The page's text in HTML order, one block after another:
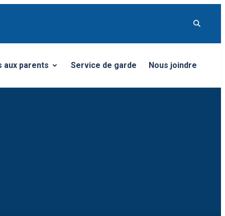
aux parents
le sous-menu Service de garde Nous joindre